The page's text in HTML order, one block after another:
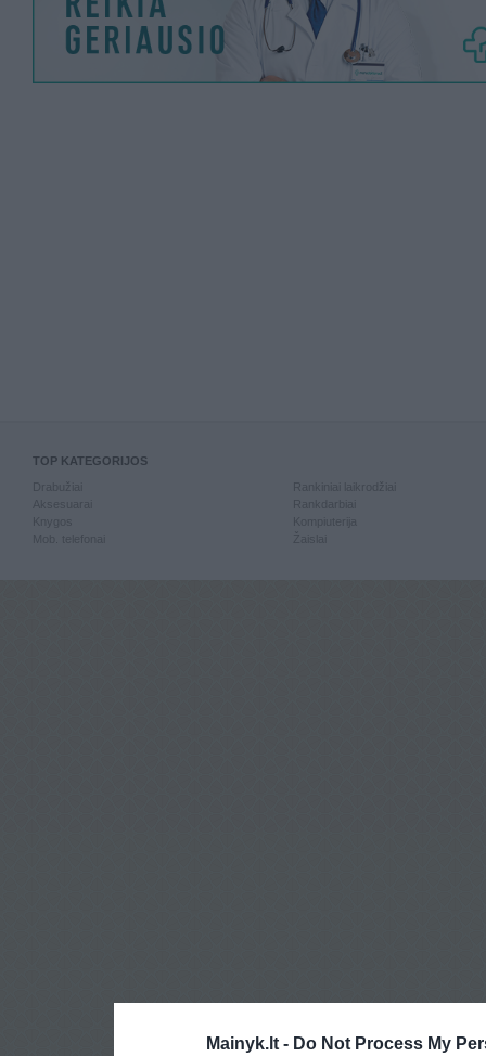
Mainyk.lt - Do Not Process My
TOP KATEGORIJOS
Knygos
Mob. telefonai
Kompiuterija
Žaislai